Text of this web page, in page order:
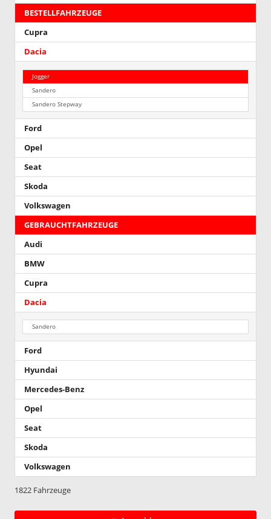
BESTELLFAHRZEUGE
Cupra
Dacia
Jogger
Sandero
Sandero Stepway
Ford
Opel
Seat
Skoda
Volkswagen
GEBRAUCHTFAHRZEUGE
Audi
BMW
Cupra
Dacia
Sandero
Ford
Hyundai
Mercedes-Benz
Opel
Seat
Skoda
Volkswagen
1822 Fahrzeuge